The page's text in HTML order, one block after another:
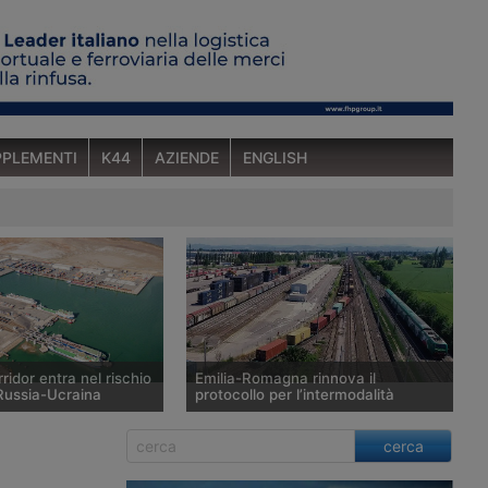
K44 AZIENDE ENGLISH
entra nel rischio
Ucraina
Emilia-Romagna rinnova il
protocollo per l’intermodalità
La Regione Emilia-Romagna ha
rinnovato il Protocollo Er.i.c. con
cerca